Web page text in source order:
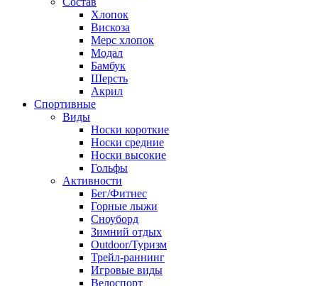
Хлопок
Вискоза
Мерс хлопок
Модал
Бамбук
Шерсть
Акрил
Спортивные
Виды
Носки короткие
Носки средние
Носки высокие
Гольфы
Активности
Бег/Фитнес
Горные лыжи
Сноуборд
Зимний отдых
Outdoor/Туризм
Трейл-раннинг
Игровые виды
Велоспорт